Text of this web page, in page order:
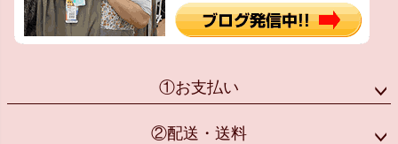
①お支払い
②配送・送料